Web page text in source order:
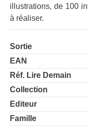
illustrations, de 100
à réaliser.
Sortie
EAN
Réf. Lire Demain
Collection
Editeur
Famille